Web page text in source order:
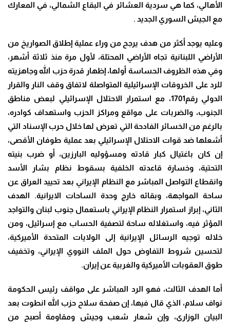
الأهالي، كما هي سردية العشائر في البقاع الشمالي، في المعارك
مع الجيش السوري الجديد .
وعليه يوجد أكثر من هدف يرجح من وراء عملية إطلاق الصواريخ من
الأراضي اللبنانية تجاه الأراضي المحتلة، لأول مرة منذ ثلاثة أشهر،
وفي هذه الظروف الحساسة أولها، إظهار قدرة حزب الله وجاهزيته
للرد على الخروقات الإسرائيلية المتواصلة لاتفاق وقف النار والقرار
الدولي رقم1701، مع استمرار الاحتلال الإسرائيلي لبعض مناطق
الجنوب، والضربات على مواقع ومراكز الحزب واستهداف كوادره،
بالرغم من الخسائر الفادحة التي تعرض لها خلال حرب الإسناد التي
أشعلها ضد قوات الاحتلال الإسرائيلي بعد عملية طوفان الأقصى،
إن كان باغتيال كبار قادته ومسؤوليه البارزين، أو ضرب بنيته
التحتية، وخسارة قاعدته الخلفية بسقوط نظام بشار الأسد
وانقطاع التواصل المباشر مع النظام الإيراني بعد تحييد العراق عن
ساحة المواجهة، وبقائه خارج وحدة الساحات الايرانية. الهدف
الثاني، إبراز استمرار النظام الإيراني باستعمال جنوب لبنان والتواجد
المؤثر فيه، واستغلاله ساحة لتصفية الحساب مع إسرائيل، ومن
خلاله توجيه الرسائل الإيرانية إلى الولايات المتحدة الأميركية،
لتحسين شروط التفاوض حول الملف النووي الإيراني، وتخفيف
طوق العقوبات الأميركية والغربية عن إيران.
أما الهدف الثالث، فهو الرد المباشر على مواقف رئيس الحكومة
نواف سلام، الذي قال فيها، إن صفحة سلاح حزب الله انطوت بعد
البيان الوزاري، وإن شعار شعب وجيش ومقاومة أصبح من